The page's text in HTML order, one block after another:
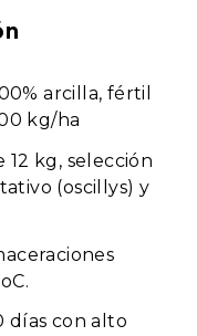
arcilla, fértil
kg/ha
12 kg, selección
(oscillys) y
días con alto